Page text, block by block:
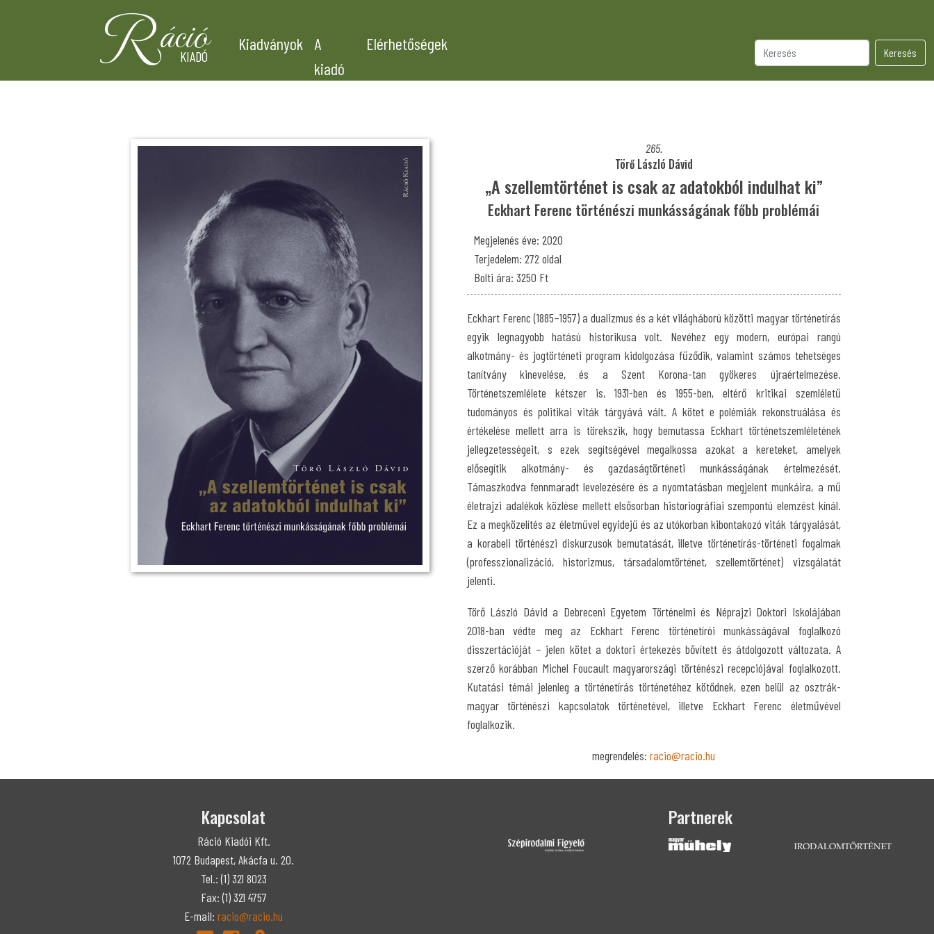
Ráció
KIADÓ
Kiadványok
A
kiadó
Elérhetőségek Keresés
265.
Törő László Dávid
„A szellemtörténet is csak az adatokból indulhat ki”
Eckhart Ferenc történészi munkásságának főbb problémái
Megjelenés éve: 2020
Terjedelem: 272 oldal
Bolti ára: 3250 Ft
Eckhart Ferenc­ (1885–1957) a dualizmus és a két világháború közötti magyar történetírás
egyik legnagyobb hatású historikusa volt. Nevéhez egy modern, európai rangú
alkotmány- és jogtörténeti program kidolgozása fűződik, valamint számos tehetséges
tanítvány kinevelése, és a Szent Korona-tan gyökeres újraértelmezése.
Történetszemlélete kétszer is, 1931-ben és 1955-ben, eltérő kritikai szemléletű
tudományos és politikai viták tárgyává vált. A kötet e polémiák rekonstruálása és
értékelése mellett arra is törekszik, hogy bemutassa Eckhart történetszemléletének
jellegzetességeit, s ezek segítségével megalkossa azokat a kereteket, amelyek
elősegítik alkotmány- és gazdaságtörténeti munkásságának értelmezését.
Támaszkodva fennmaradt levelezésére és a nyomtatásban megjelent munkáira, a mű
életrajzi adalékok közlése mellett elsősorban historiográfiai szempontú elemzést kínál.
Ez a megközelítés az életművel egyidejű és az utókorban kibontakozó viták tárgyalását,
a korabeli történészi diskurzusok bemutatását, illetve történetírás-történeti fogalmak
(professzionalizáció, historizmus, társadalomtörténet, szellemtörténet) vizsgálatát
jelenti.
Törő László Dávid a Debreceni Egyetem Történelmi és Néprajzi Doktori Iskolájában
2018-ban védte meg az Eckhart Ferenc történetírói munkásságával foglalkozó
disszertációját – jelen kötet a doktori értekezés bővített és átdolgozott változata. A
szerző korábban Michel Foucault magyarországi történészi recepciójával foglalkozott.
Kutatási témái jelenleg a történetírás történetéhez kötődnek, ezen belül az osztrák-
magyar történészi kapcsolatok történetével, illetve Eckhart Ferenc életművével
foglalkozik.
megrendelés:racio@racio.hu
Kapcsolat
Ráció Kiadói Kft.
1072 Budapest, Akácfa u. 20.
Tel.: (1) 321 8023
Fax: (1) 321 4757
E-mail: racio@racio.hu
Partnerek